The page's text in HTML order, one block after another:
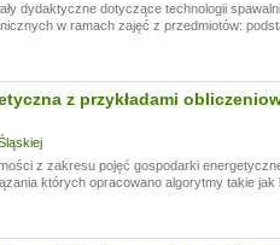
dydaktyczne dotyczące technologii
w ramach zajęć z przedmiotów:
z przykładami
z zakresu pojęć gospodarki
których opracowano algorytmy takie jak